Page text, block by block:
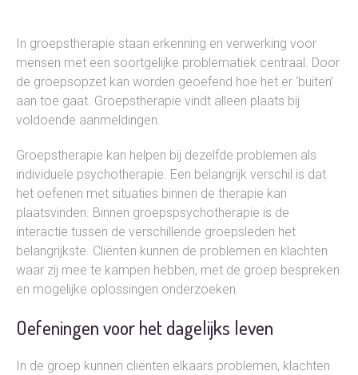
In groepstherapie staan erkenning en verwerking voor
mensen met een soortgelijke problematiek centraal. Door
de groepsopzet kan worden geoefend hoe het er ‘buiten’
aan toe gaat. Groepstherapie vindt alleen plaats bij
voldoende aanmeldingen.
Groepstherapie kan helpen bij dezelfde problemen als
individuele psychotherapie. Een belangrijk verschil is dat
het oefenen met situaties binnen de therapie kan
plaatsvinden. Binnen groepspsychotherapie is de
interactie tussen de verschillende groepsleden het
belangrijkste. Cliënten kunnen de problemen en klachten
waar zij mee te kampen hebben, met de groep bespreken
en mogelijke oplossingen onderzoeken.
Oefeningen voor het dagelijks leven
In de groep kunnen cliënten elkaars problemen, klachten